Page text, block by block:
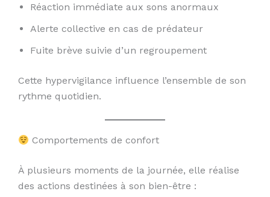
Réaction immédiate aux sons anormaux
Alerte collective en cas de prédateur
Fuite brève suivie d’un regroupement
Cette hypervigilance influence l’ensemble de son
rythme quotidien.
Comportements de confort
À plusieurs moments de la journée, elle réalise
des actions destinées à son bien-être :